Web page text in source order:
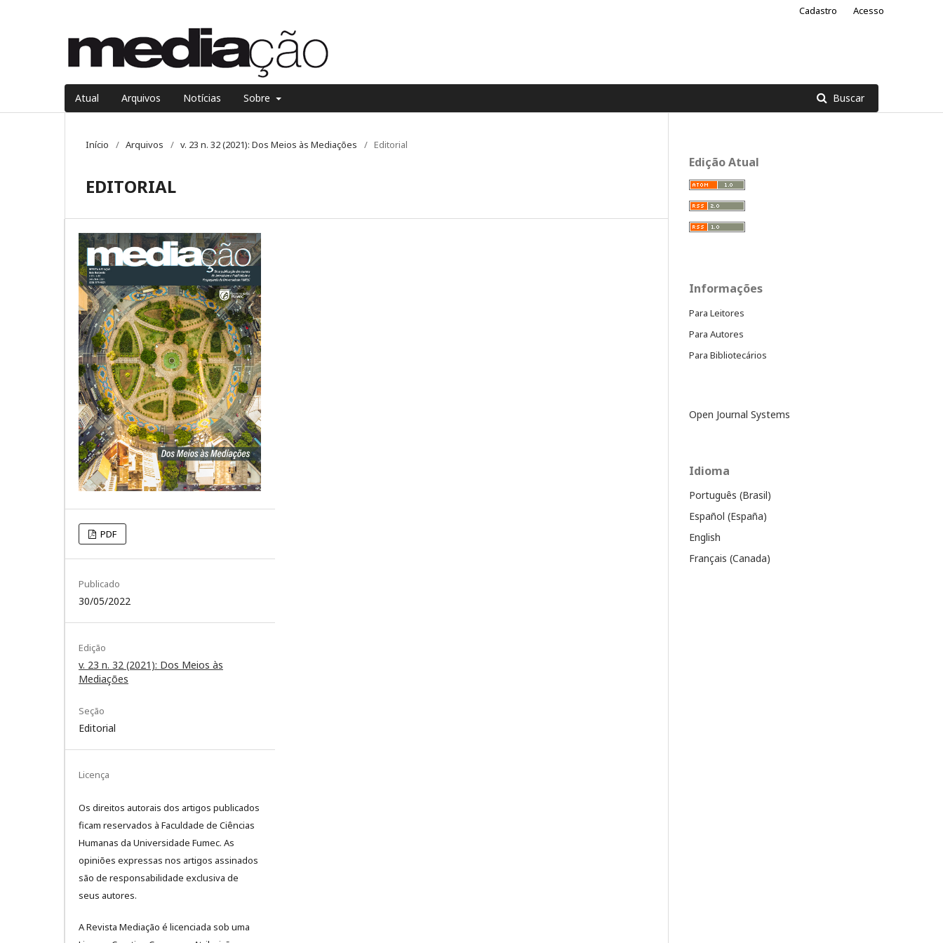
Atual Arquivos Notícias Sobre Buscar
Cadastro Acesso
Início / Arquivos / v. 23 n. 32 (2021): Dos Meios às Mediações / Editorial
EDITORIAL
PDF
Publicado
30/05/2022
Edição
v. 23 n. 32 (2021): Dos Meios às
Mediações
Seção
Editorial
Licença
Os direitos autorais dos artigos publicados
ficam reservados à Faculdade de Ciências
Humanas da Universidade Fumec. As
opiniões expressas nos artigos assinados
são de responsabilidade exclusiva de
seus autores.
A Revista Mediação é licenciada sob uma
Edição Atual
Informações
Para Leitores
Para Autores
Para Bibliotecários
Open Journal Systems
Idioma
Português (Brasil)
Español (España)
English
Français (Canada)